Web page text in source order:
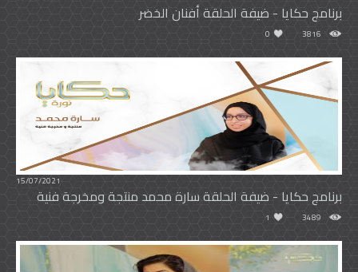
برنامج حكايا - ضيفة الحلقة أفنان الخضر
3816
0
15/07/2021
برنامج حكايا - ضيفة الحلقة سارة محمد منتجة ومخرجة فنية
3489
1